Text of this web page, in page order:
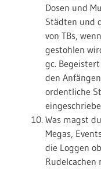
Dosen und
Städten und
von TBs,
gestohlen
gc.
den
ordentliche
Was magst
Megas,
die Loggen
Rudelcachen